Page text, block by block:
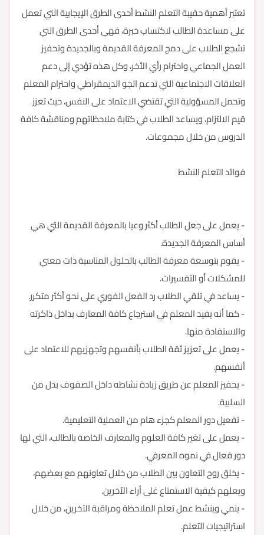
تعتبر أهمية حقيبة التعلم النشط أحدى الطرق الإيجابية التي تعمل
على مساعدة الطالب لاكتساب خبرة، فهي أحدى الطرق التي
تشجع الطلاب على دمج المعرفة القديمة وبالجديدة وتحفيز
العمل الجماعي واحترام رأي الأخر، وكل هذه تؤدي إلى دعم
العلاقات الاجتماعية التي تدعم الجو الديمقراطي واحترام المعلم
وتحمل المسؤولية التي تقتضي الاعتماد على النفس، حيث تعزز
قيم الالتزام، ويساعد الطلاب في كتابة ملاحظاتهم ومناقشة كافة
الدروس من خلال مجموعات.
فوائد التعلم النشط
- يعمل على جعل الطالب أكثر وعيا بالمعرفة القديمة التي هي
أساس المعرفة الجديدة.
- يقوم بتوسعة معرفة الطالب بالحلول المناسبة ذات معني
للمشكلات أو التفسيرات.
- يساعد في تلقي الطلاب رد الفعل الفوري على نحو أكثر متكرر.
- كما أنه يفيد المعلم في استرجاع كافة المعارف بداخل ذاكرته
والاستفادة منها.
- يعمل على تعزيز ثقة الطلاب بأنفسهم وتجهزيهم للاعتماد على
أنفسهم.
- يحفيز المعلم عن طريق زيادة نشاطه داخل الصفوف بدل من
السلبية.
- تفعيل دور المعلم كجزء هام من العملية التعليمية.
- يعمل على تغير كافة العلوم والمعارف الخاصة بالطالب، التي لها
دور فعال في نموه المعرفي.
- يخلق روح التعاون بين الطلاب من خلال تعاونهم مع بعضهم،
ويعلهم كيفية الاستمتاع غلى أراء الآخرين.
- ينمي وينشط عمل تعلم الملاحظة ومراقبة الآخرين، من خلال
استراتيجيات التعلم.